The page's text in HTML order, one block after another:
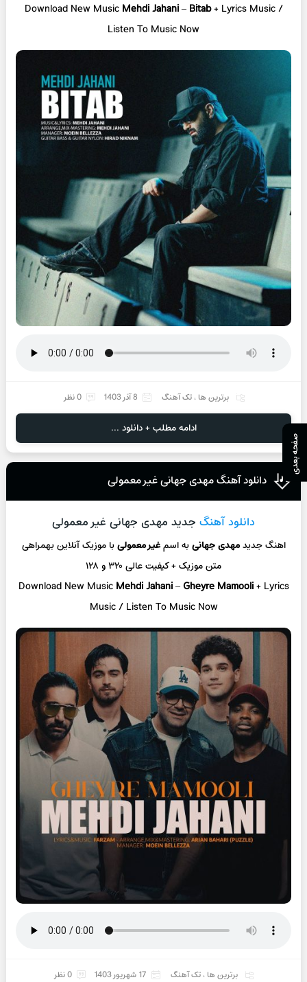
Download New Music Mehdi Jahani–Bitab+ Lyrics Music /
Listen To Music Now
برترین ها ، تک آهنگ 8 آذر 1403 0 نظر
ادامه مطلب + دانلود ...
دانلود آهنگ مهدی جهانی غیر معمولی
دانلود آهنگ جدید مهدی جهانی غیر معمولی
اهنگ جدیدمهدی جهانیبه اسمغیر معمولیبا موزیک آنلاین بهمراهی
متن موزیک + کیفیت عالی ۳۲۰ و ۱۲۸
Download New Music Mehdi Jahani–Gheyre Mamooli+ Lyrics
Music / Listen To Music Now
برترین ها ، تک آهنگ 17 شهریور 1403 0 نظر
صفحه بعدی